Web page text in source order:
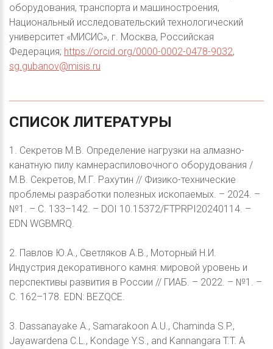
оборудования, транспорта и машиностроения,
Национальный исследовательский технологический
университет «МИСИС», г. Москва, Российская
Федерация; https://orcid.org/0000-0002-0478-9032,
sg.gubanov@misis.ru
СПИСОК ЛИТЕРАТУРЫ
1. Секретов М.В. Определение нагрузки на алмазно-
канатную пилу камнераспиловочного оборудования /
М.В. Секретов, М.Г. Рахутин // Физико-технические
проблемы разработки полезных ископаемых. – 2024. –
№1. – С. 133–142. – DOI 10.15372/FTPRPI20240114. –
EDN WGBMRQ.
2. Павлов Ю.А., Светляков А.В., Моторный Н.И.
Индустрия декоративного камня: мировой уровень и
перспективы развития в России // ГИАБ. – 2022. – №1. –
С. 162–178. EDN: BEZQCE.
3. Dassanayake A., Samarakoon A.U., Chaminda S.P.,
Jayawardena C.L., Kondage Y.S., and Kannangara T.T. A